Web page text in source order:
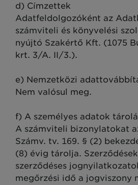
d) Címzettek
Adatfeldolgozóként az
számviteli és könyvelési
nyújtó Szakértő Kft. (1075
krt. 3/A. II/3.).
e) Nemzetközi
Nem valósul meg.
f) A személyes adatok
A számviteli bizonylatokat
Számv. tv. 169. § (2)
(8) évig tárolja.
szerződéses
megőrzési idő a jogviszony